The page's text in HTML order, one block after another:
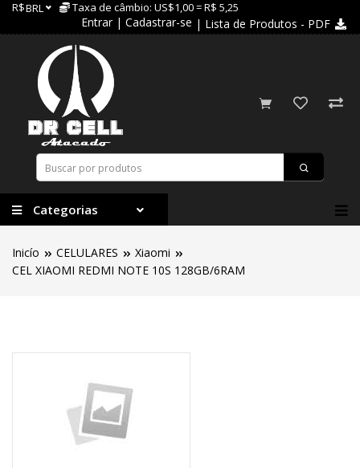
R$BRL Taxa de câmbio: US$1,00 = R$ 5,25
Entrar | Cadastrar-se | Lista de Produtos - PDF
Categorias
Inicío CELULARES
Xiaomi
CEL XIAOMI REDMI NOTE 10S 128GB/6RAM